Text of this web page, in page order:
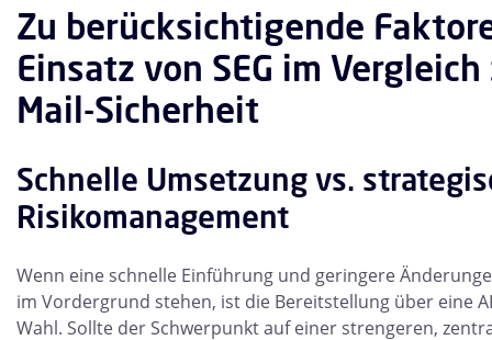
Zu berücksichtigende
Einsatz von SEG im Vergleich
Mail-Sicherheit
Schnelle Umsetzung vs.
Risikomanagement
Wenn eine schnelle Einführung und geringere
im Vordergrund stehen, ist die Bereitstellung über eine
Wahl. Sollte der Schwerpunkt auf einer strengeren,